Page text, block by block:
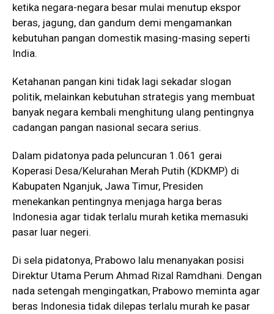
ketika negara-negara besar mulai menutup ekspor
beras, jagung, dan gandum demi mengamankan
kebutuhan pangan domestik masing-masing seperti
India.
Ketahanan pangan kini tidak lagi sekadar slogan
politik, melainkan kebutuhan strategis yang membuat
banyak negara kembali menghitung ulang pentingnya
cadangan pangan nasional secara serius.
Dalam pidatonya pada peluncuran 1.061 gerai
Koperasi Desa/Kelurahan Merah Putih (KDKMP) di
Kabupaten Nganjuk, Jawa Timur, Presiden
menekankan pentingnya menjaga harga beras
Indonesia agar tidak terlalu murah ketika memasuki
pasar luar negeri.
Di sela pidatonya, Prabowo lalu menanyakan posisi
Direktur Utama Perum Ahmad Rizal Ramdhani. Dengan
nada setengah mengingatkan, Prabowo meminta agar
beras Indonesia tidak dilepas terlalu murah ke pasar